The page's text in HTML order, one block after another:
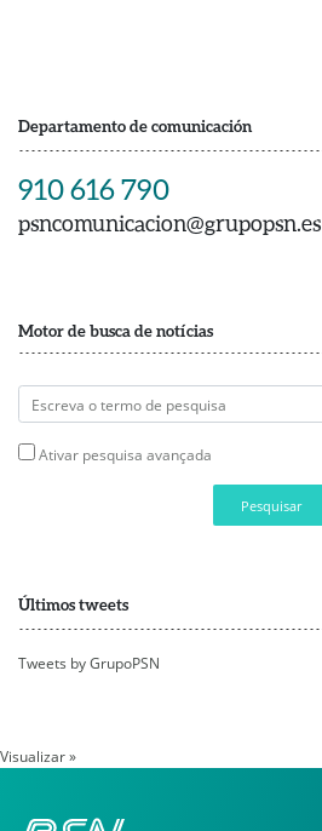
Departamento de comunicación
910 616 790
psncomunicacion@grupopsn.es
Motor de busca de notícias
Ativar pesquisa avançada
Pesquisar
Últimos tweets
Tweets by GrupoPSN
Visualizar »